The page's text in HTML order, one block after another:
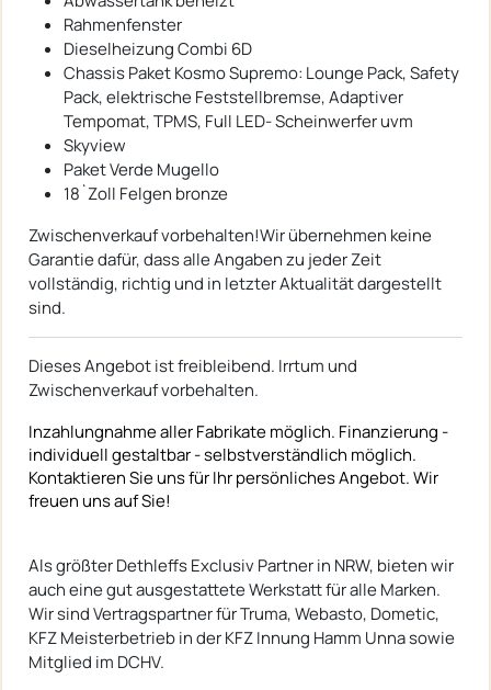
Rahmenfenster
Dieselheizung Combi 6D
Chassis Paket Kosmo Supremo: Lounge Pack, Safety
Pack, elektrische Feststellbremse, Adaptiver
Tempomat, TPMS, Full LED- Scheinwerfer uvm
Skyview
Paket Verde Mugello
18`Zoll Felgen bronze
Zwischenverkauf vorbehalten!Wir übernehmen keine
Garantie dafür, dass alle Angaben zu jeder Zeit
vollständig, richtig und in letzter Aktualität dargestellt
sind.
Dieses Angebot ist freibleibend. Irrtum und
Zwischenverkauf vorbehalten.
Inzahlungnahme aller Fabrikate möglich. Finanzierung -
individuell gestaltbar - selbstverständlich möglich.
Kontaktieren Sie uns für Ihr persönliches Angebot. Wir
freuen uns auf Sie!
Als größter Dethleffs Exclusiv Partner in NRW, bieten wir
auch eine gut ausgestattete Werkstatt für alle Marken.
Wir sind Vertragspartner für Truma, Webasto, Dometic,
KFZ Meisterbetrieb in der KFZ Innung Hamm Unna sowie
Mitglied im DCHV.